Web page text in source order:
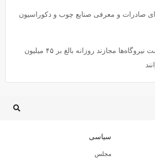
صادرات و معرفی صنایع چوب و دکوراسیون
با اجازه شعام است نیروگاه‌ها مجازند روزانه بالغ بر ۴۵ میلیون
سیاسی
مجلس